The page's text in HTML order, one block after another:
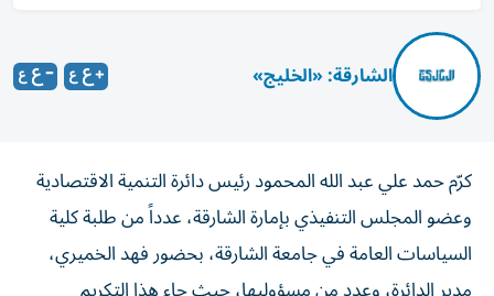
الشارقة: «الخليج»
كرّم حمد علي عبد الله المحمود رئيس دائرة التنمية الاقتصادية
وعضو المجلس التنفيذي بإمارة الشارقة، عدداً من طلبة كلية
السياسات العامة في جامعة الشارقة، بحضور فهد الخميري،